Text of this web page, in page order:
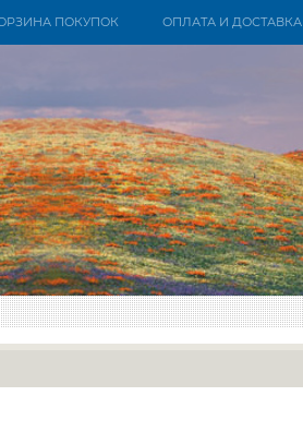
ПОКУПОК ОПЛАТА И ДОСТАВКА